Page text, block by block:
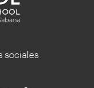
sociales